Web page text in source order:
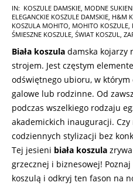
2024-
05-
30
IN: KOSZULE DAMSKIE, MODNE
ELEGANCKIE KOSZULE DAMSKIE, H&M
KOSZULA MOHITO, MOHITO KOSZULE,
ŚMIESZNE KOSZULE, ŚWIAT KOSZUL,
Biała koszula damska kojarzy
strojem. Jest częstym
odświętnego ubioru, w
galowe lub rodzinne. Od
podczas wszelkiego rodzaju
akademickich inauguracji.
codziennych stylizacji bez
Tej jesieni biała koszula
grzecznej i biznesowej!
koszulą i odkryj ten fason na